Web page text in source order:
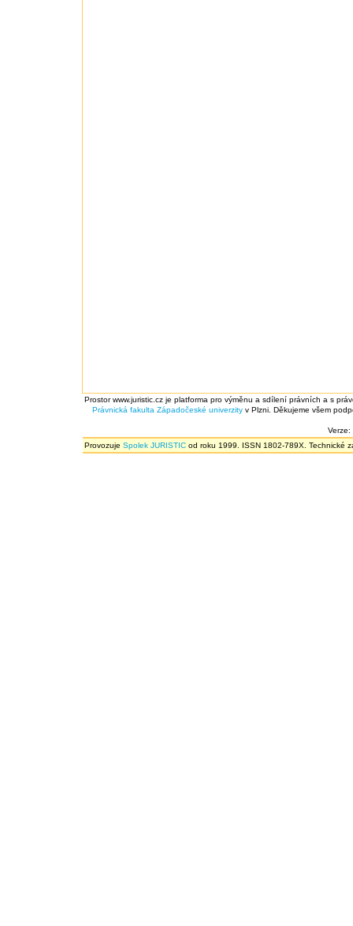
Prostor www.juristic.cz je platforma pro výměnu a sdílení právních a s
Právnická fakulta Západočeské univerzity v Plzni. Děkujeme všem
Verze:
Provozuje Spolek JURISTIC od roku 1999. ISSN 1802-789X. Technické